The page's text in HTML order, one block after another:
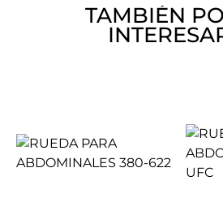
TAMBIÉN